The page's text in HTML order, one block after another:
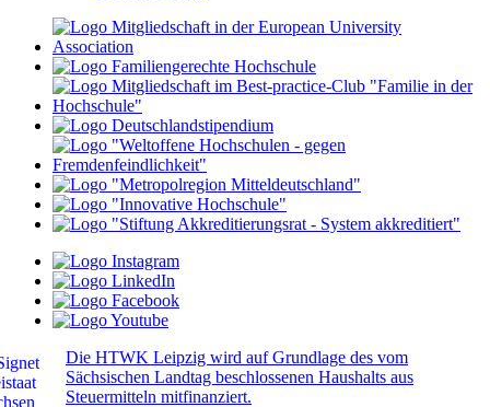
Die HTWK Leipzig wird auf Grundlage des vom
Sächsischen Landtag beschlossenen Haushalts aus
Steuermitteln mitfinanziert.